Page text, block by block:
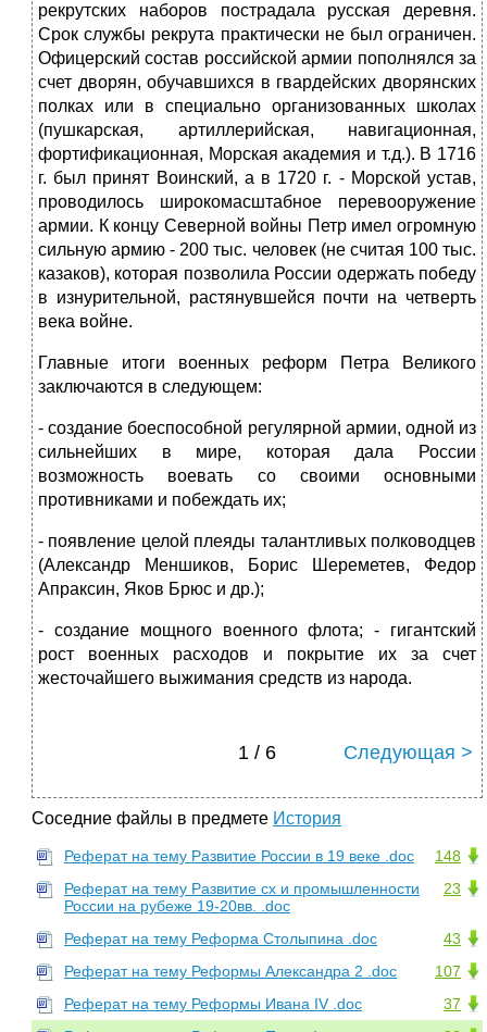
рекрутских наборов пострадала русская деревня.
Срок службы рекрута практически не был ограничен.
Офицерский состав российской армии пополнялся за
счет дворян, обучавшихся в гвардейских дворянских
полках или в специально организованных школах
(пушкарская, артиллерийская, навигационная,
фортификационная, Морская академия и т.д.). В 1716
г. был принят Воинский, а в 1720 г. - Морской устав,
проводилось широкомасштабное перевооружение
армии. К концу Северной войны Петр имел огромную
сильную армию - 200 тыс. человек (не считая 100 тыс.
казаков), которая позволила России одержать победу
в изнурительной, растянувшейся почти на четверть
века войне.
Главные итоги военных реформ Петра Великого
заключаются в следующем:
- создание боеспособной регулярной армии, одной из
сильнейших в мире, которая дала России
возможность воевать со своими основными
противниками и побеждать их;
- появление целой плеяды талантливых полководцев
(Александр Меншиков, Борис Шереметев, Федор
Апраксин, Яков Брюс и др.);
- создание мощного военного флота; - гигантский
рост военных расходов и покрытие их за счет
жесточайшего выжимания средств из народа.
1 / 6 Следующая >
Соседние файлы в предмете История
148
Реферат на тему Развитие России в 19 веке .doc
23
Реферат на тему Развитие сх и промышленности
России на рубеже 19-20вв. .doc
43
Реферат на тему Реформа Столыпина .doc
107
Реферат на тему Реформы Александра 2 .doc
37
Реферат на тему Реформы Ивана IV .doc